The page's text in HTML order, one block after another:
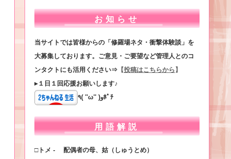
お知らせ
当サイトでは皆様からの「修羅場ネタ・衝撃体験談」を
大募集しております。ご意見・ご要望など管理人とのコ
ンタクトにも活用ください⇒ 【投稿はこちらから 】
▸１日１回応援お願いします♪
٩( ''ω'' )وﾎﾟﾁ
用語解説
□トメ - 配偶者の母、姑（しゅうとめ）